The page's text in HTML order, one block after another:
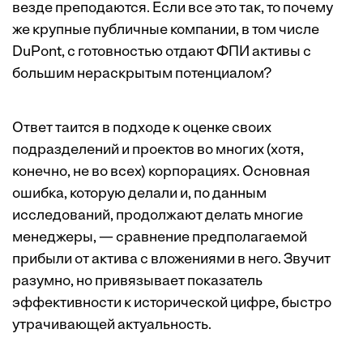
везде преподаются. Если все это так, то почему
же крупные публичные компании, в том числе
DuPont, с готовностью отдают ФПИ активы с
большим нераскрытым потенциалом?
Ответ таится в подходе к оценке своих
подразделений и проектов во многих (хотя,
конечно, не во всех) корпорациях. Основная
ошибка, которую делали и, по данным
исследований, продолжают делать многие
менеджеры, — сравнение предполагаемой
прибыли от актива с вложениями в него. Звучит
разумно, но привязывает показатель
эффективности к исторической цифре, быстро
утрачивающей актуальность.